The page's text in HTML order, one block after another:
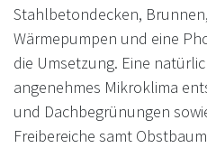
Stahlbetondecken,
Wärmepumpen und eine
die Umsetzung. Eine
angenehmes Mikroklima
und Dachbegrünungen
Freibereiche samt